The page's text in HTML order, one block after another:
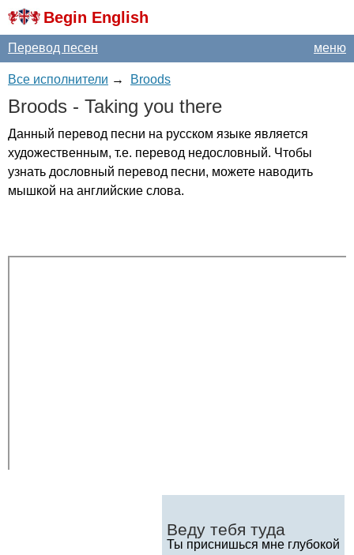
Begin English
меню
Перевод песен
Все исполнители → Broods
Broods - Taking you there
Данный перевод песни на русском языке является
художественным, т.е. перевод недословный. Чтобы
узнать дословный перевод песни, можете наводить
мышкой на английские слова.
Веду тебя туда
Ты приснишься мне глубокой